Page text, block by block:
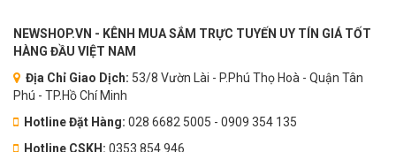
NEWSHOP.VN - KÊNH MUA SẮM TRỰC TUYẾN UY TÍN GIÁ TỐT
HÀNG ĐẦU VIỆT NAM
Địa Chỉ Giao Dịch: 53/8 Vườn Lài - P.Phú Thọ Hoà - Quận Tân
Phú - TP.Hồ Chí Minh
Hotline Đặt Hàng: 028 6682 5005 - 0909 354 135
Hotline CSKH: 0353.854.946